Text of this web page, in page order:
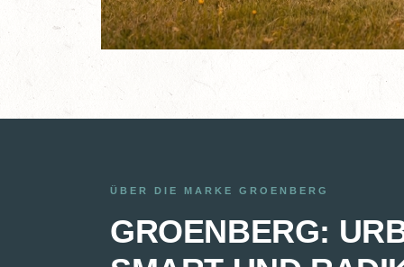
ÜBER DIE MARKE GROENBERG
GROENBERG: